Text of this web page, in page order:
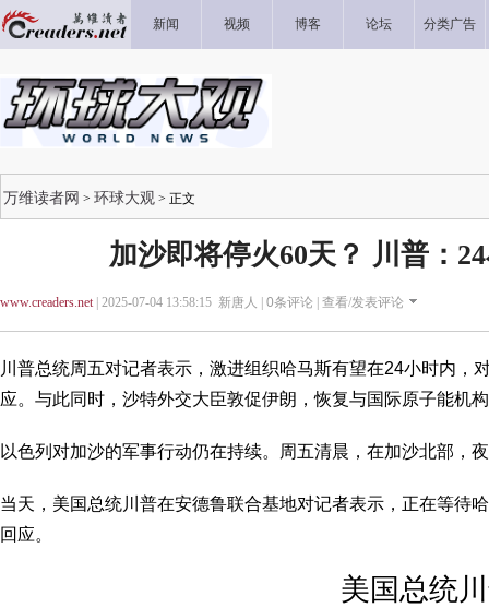
新闻 视频 博客 论坛 分类广告
万维读者网 > 环球大观 > 正文
加沙即将停火60天？ 川普：
www.creaders.net| 2025-07-04 13:58:15 新唐人 | 0条评论 | 查看/发表评论
川普总统周五对记者表示，激进组织哈马斯有望在24小时内，
应。与此同时，沙特外交大臣敦促伊朗，恢复与国际原子能机
以色列对加沙的军事行动仍在持续。周五清晨，在加沙北部，
当天，美国总统川普在安德鲁联合基地对记者表示，正在等待
回应。
美国总统